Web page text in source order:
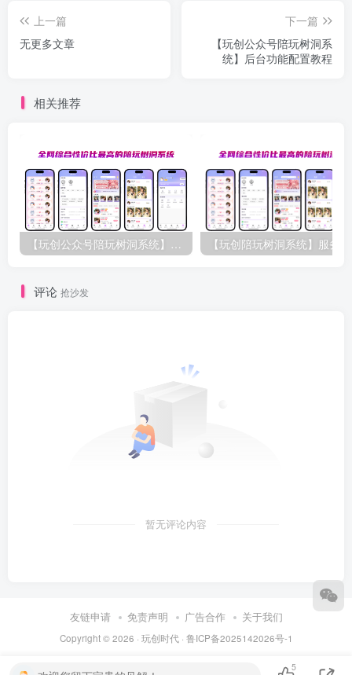
上一篇
无更多文章
下一篇
【玩创公众号陪玩树洞系
统】后台功能配置教程
相关推荐
【玩创公众号陪玩树洞系统】源码介绍与下载
评论 抢沙发
暂无评论内容
友链申请 免责声明 广告合作 关于我们
Copyright © 2026 · 玩创时代· 鲁ICP备2025142026号-1
5